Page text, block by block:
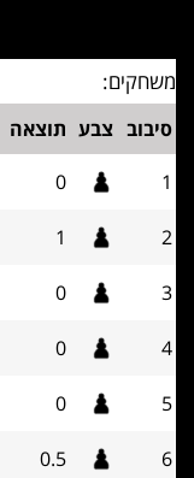
משחקים:
סיבוב צבע תוצאה
1
0
2
1
3
0
4
0
5
0
6
0.5